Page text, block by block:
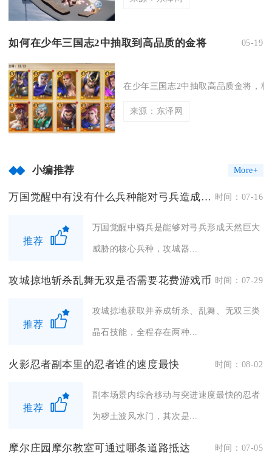
如何在少年三国志2中抽取到高品质的金将 05-19
在少年三国志2中抽取高品质金将，
来源：东泽网
小编推荐 More+
万国觉醒中有没有什么兵种能对弓兵造成威胁 时间：07-16
推荐
万国觉醒中骑兵是能够对弓兵形成天然巨大
威胁的核心兵种，攻城器...
攻城掠地斩杀乱舞无双是否需要花费游戏币 时间：07-29
推荐
攻城掠地获取并养成斩杀、乱舞、无双三类
晶石技能，全程存在两种...
火影忍者副本里的忍者谁的速度最快 时间：08-02
推荐
副本场景内综合移动与突进速度最快的忍者
为秽土波风水门，其次是...
摩尔庄园摩尔教室可通过哪条道路抵达 时间：07-05